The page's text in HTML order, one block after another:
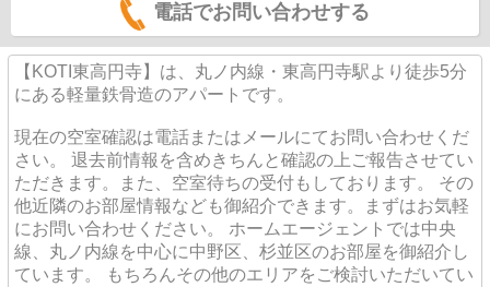
電話でお問い合わせする
【KOTI東高円寺】は、丸ノ内線・東高円寺駅より徒歩5分
にある軽量鉄骨造のアパートです。
現在の空室確認は電話またはメールにてお問い合わせくだ
さい。 退去前情報を含めきちんと確認の上ご報告させてい
ただきます。また、空室待ちの受付もしております。 その
他近隣のお部屋情報なども御紹介できます。まずはお気軽
にお問い合わせください。 ホームエージェントでは中央
線、丸ノ内線を中心に中野区、杉並区のお部屋を御紹介し
ています。 もちろんその他のエリアをご検討いただいてい